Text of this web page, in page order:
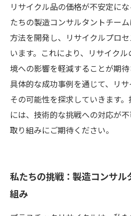
リサイクル品の価格が不安定に
たちの製造コンサルタントチー
方法を開発し、リサイクルプロ
います。これにより、リサイク
境への影響を軽減することが期待
具体的な成功事例を通じて、リ
その可能性を探求していきます
には、技術的な挑戦への対応が
取り組みにご期待ください。
私たちの挑戦：製造コンサル
組み